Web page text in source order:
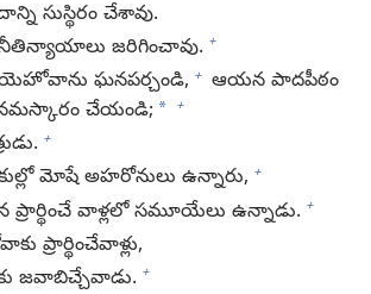
సుస్థిరం చేశావు.
జరిగించావు. +
ఘనపర్చండి, + ఆయన పాదపీఠం
నమస్కారం చేయండి; * +
+
మోషే అహరోనులు ఉన్నారు, +
ప్రార్థించే వాళ్లలో సమూయేలు ఉన్నాడు. +
ప్రార్థించేవాళ్లు,
జవాబిచ్చేవాడు. +